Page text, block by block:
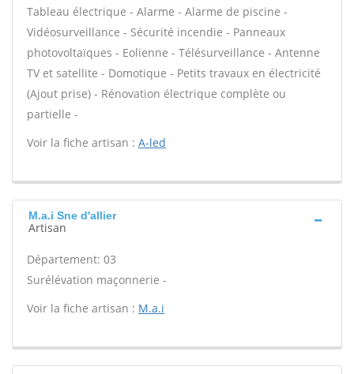
Tableau électrique - Alarme - Alarme de piscine -
Vidéosurveillance - Sécurité incendie - Panneaux
photovoltaïques - Eolienne - Télésurveillance - Antenne
TV et satellite - Domotique - Petits travaux en électricité
(Ajout prise) - Rénovation électrique complète ou
partielle -
Voir la fiche artisan : A-led
M.a.i Sne d'allier
Artisan
Département: 03
Surélévation maçonnerie -
Voir la fiche artisan : M.a.i